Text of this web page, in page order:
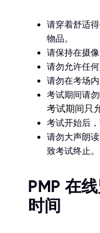
请穿着舒适
物品。
请保持在摄像
请勿允许任何
请勿在考场内
考试期间请勿
考试期间只
考试开始后
请勿大声朗
致考试终止。
PMP 在
时间